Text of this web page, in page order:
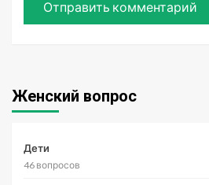
Женский вопрос
Дети
46 вопросов